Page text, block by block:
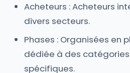
Acheteurs : Acheteurs
divers secteurs.
Phases : Organisées en
dédiée à des
spécifiques.